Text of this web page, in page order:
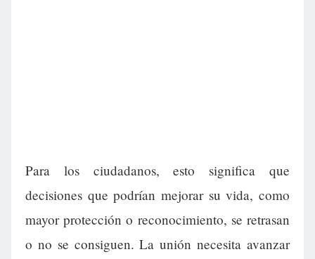
Para los ciudadanos, esto significa que
decisiones que podrían mejorar su vida, como
mayor protección o reconocimiento, se retrasan
o no se consiguen. La unión necesita avanzar